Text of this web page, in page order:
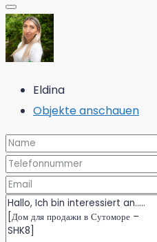
Eldina
Objekte anschauen